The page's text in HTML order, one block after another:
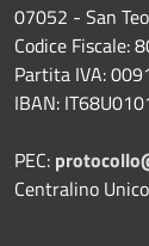
07052 - San
Codice Fiscale:
Partita IVA:
IBAN:
PEC:
Centralino